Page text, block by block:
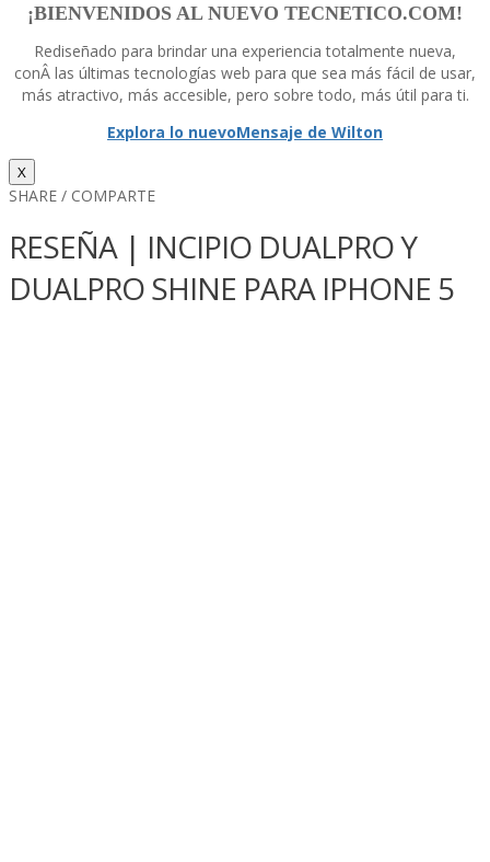
¡BIENVENIDOS AL NUEVO TECNETICO.COM!
Rediseñado para brindar una experiencia totalmente nueva,
conÂ las últimas tecnologí­as web para que sea más fácil de usar,
más atractivo, más accesible, pero sobre todo, más útil para ti.
Explora lo nuevoMensaje de Wilton
X
SHARE / COMPARTE
RESEÑA | INCIPIO DUALPRO Y
DUALPRO SHINE PARA IPHONE 5